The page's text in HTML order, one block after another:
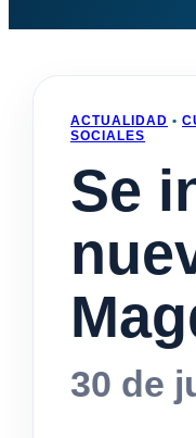
ACTUALIDAD •
SOCIALES
Se
30 de